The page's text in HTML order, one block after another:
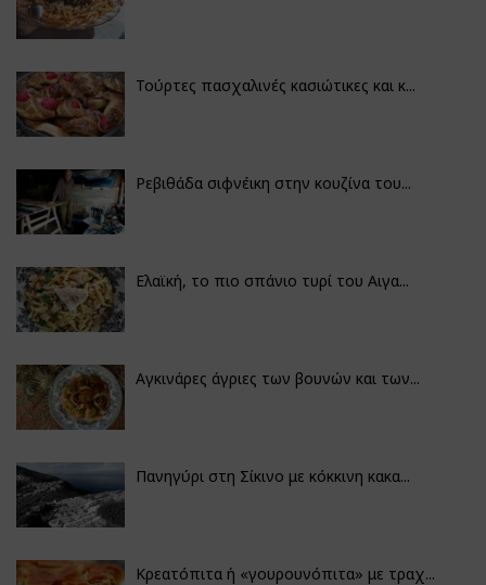
Τούρτες πασχαλινές κασιώτικες και κ...
Ρεβιθάδα σιφνέικη στην κουζίνα του...
Ελαϊκή, το πιο σπάνιο τυρί του Αιγα...
Αγκινάρες άγριες των βουνών και των...
Πανηγύρι στη Σίκινο με κόκκινη κακα...
Κρεατόπιτα ή «γουρουνόπιτα» με τραχ...